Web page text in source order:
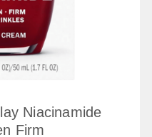
Niacinamide
Firm